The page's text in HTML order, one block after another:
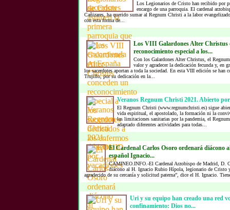
Los Legionarios de Cristo han recibido por
encargo de una parroquia. El cardenal
Cañizares, ha querido sumar al Regnum Christi a la labor
con esta forma de...
Los VIII Galardones Alter Christus
reconocimiento especial a los...
Con los Galardones Alter Christus, el
valor y agradecer la dedicación fecunda y, en
los sacerdotes aportan a toda la sociedad. En esta VIII edición se han
Trujillo, por su dedicación en la...
Veranos Regnum Christi 2021. Abierto por
El Regnum Christi (www.regnumchristi.es) sigue
vida espiritual, el apostolado, la formación ni la
las limitaciones sanitarias por la pandemia, el
adaptado diferentes actividades para todas...
El Cardenal Carlos Osoro ordenará diácono
español Ignacio...
CAMINEO.INFO.-El Cardenal Arzobispo de Madrid, D.
diácono al H. Ignacio Rubio Hípola, legionario de Cristo
agradecido de su cercanía y solicitud paterna”, dice el H. Ignacio.
Uri y su equipo han creado una red
confinamiento: Dios no...